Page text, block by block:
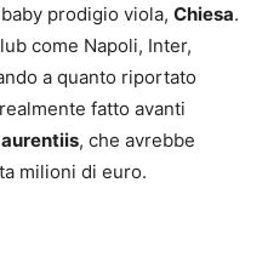
prodigio viola, Chiesa.
come Napoli, Inter,
a quanto riportato
fatto avanti
, che avrebbe
milioni di euro.